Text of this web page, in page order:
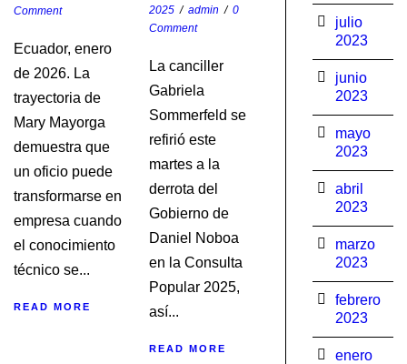
Comment
Ecuador, enero
de 2026. La
trayectoria de
Mary Mayorga
demuestra que
un oficio puede
transformarse en
empresa cuando
el conocimiento
técnico se...
READ MORE
2025 / admin / 0
Comment
La canciller
Gabriela
Sommerfeld se
refirió este
martes a la
derrota del
Gobierno de
Daniel Noboa
en la Consulta
Popular 2025,
así...
READ MORE
julio
2023
junio
2023
mayo
2023
abril
2023
marzo
2023
febrero
2023
enero